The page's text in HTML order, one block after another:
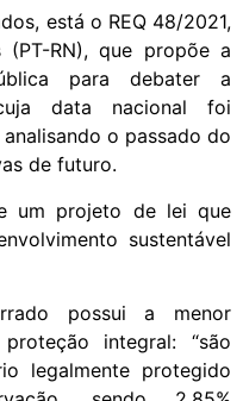
está o REQ 48/2021,
RN), que propõe a
para debater a
data nacional foi
o passado do
de futuro.
um projeto de lei que
sustentável
possui a menor
integral: “são
legalmente protegido